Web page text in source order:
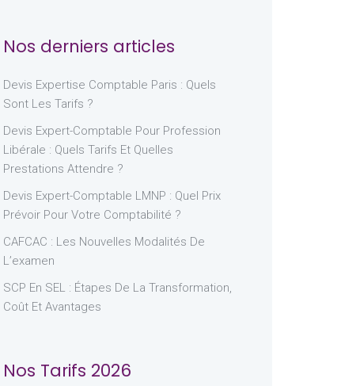
Nos derniers articles
Devis Expertise Comptable Paris : Quels
Sont Les Tarifs ?
Devis Expert-Comptable Pour Profession
Libérale : Quels Tarifs Et Quelles
Prestations Attendre ?
Devis Expert-Comptable LMNP : Quel Prix
Prévoir Pour Votre Comptabilité ?
CAFCAC : Les Nouvelles Modalités De
L’examen
SCP En SEL : Étapes De La Transformation,
Coût Et Avantages
Nos Tarifs 2026